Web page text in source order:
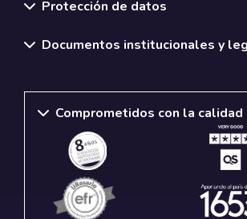
Protección de datos
Documentos institucionales y
Comprometidos con la calidad